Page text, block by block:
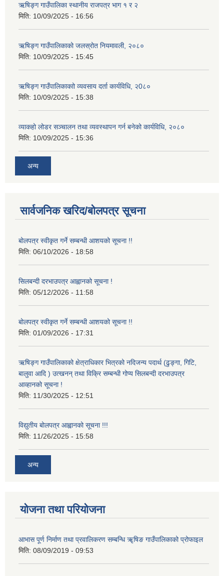
ऋषिङ्ग गाउँपालिका स्थानीय राजपत्र भाग १ र २
मिति: 10/09/2025 - 16:56
ऋषिङ्ग गाउँपालिकाको जलस्रोत नियमावली, २०८०
मिति: 10/09/2025 - 15:45
ऋषिङ्ग गाउँपालिकाकाो व्यवसाय दर्ता कार्यविधि, २0८०
मिति: 10/09/2025 - 15:38
व्याकहो लोडर सञ्चालन तथा व्यवस्थापन गर्न बनेको कार्यविधि, २०८०
मिति: 10/09/2025 - 15:36
अन्य
सार्वजनिक खरिद/बोलपत्र सूचना
बोलपत्र स्वीकृत गर्ने सम्बन्धी आशयको सूचना !!
मिति: 06/10/2026 - 18:58
सिलबन्दी दरभाउपत्र आह्वानको सूचना !
मिति: 05/12/2026 - 11:58
बोलपत्र स्वीकृत गर्ने सम्बन्धी आशयको सूचना !!
मिति: 01/09/2026 - 17:31
ऋषिङ्ग गाउँपालिकाको क्षेत्राधिकार भित्रको नदिजन्य पदार्थ (ढुङ्गा, गिटि,
बालुवा आदि ) उत्खनन् तथा विक्रि सम्बन्धी गोप्य सिलबन्दी दरभाउपत्र
आव्हानको सूचना !
मिति: 11/30/2025 - 12:51
विद्युतीय बोलपत्र आह्वानको सूचना !!!
मिति: 11/26/2025 - 15:58
अन्य
योजना तथा परियोजना
आभास पूर्ण निर्माण तथा प्रवालिकरण सम्बन्धि ॠषिङ गाउँपालिकाको प्रोफाइल
मिति: 08/09/2019 - 09:53